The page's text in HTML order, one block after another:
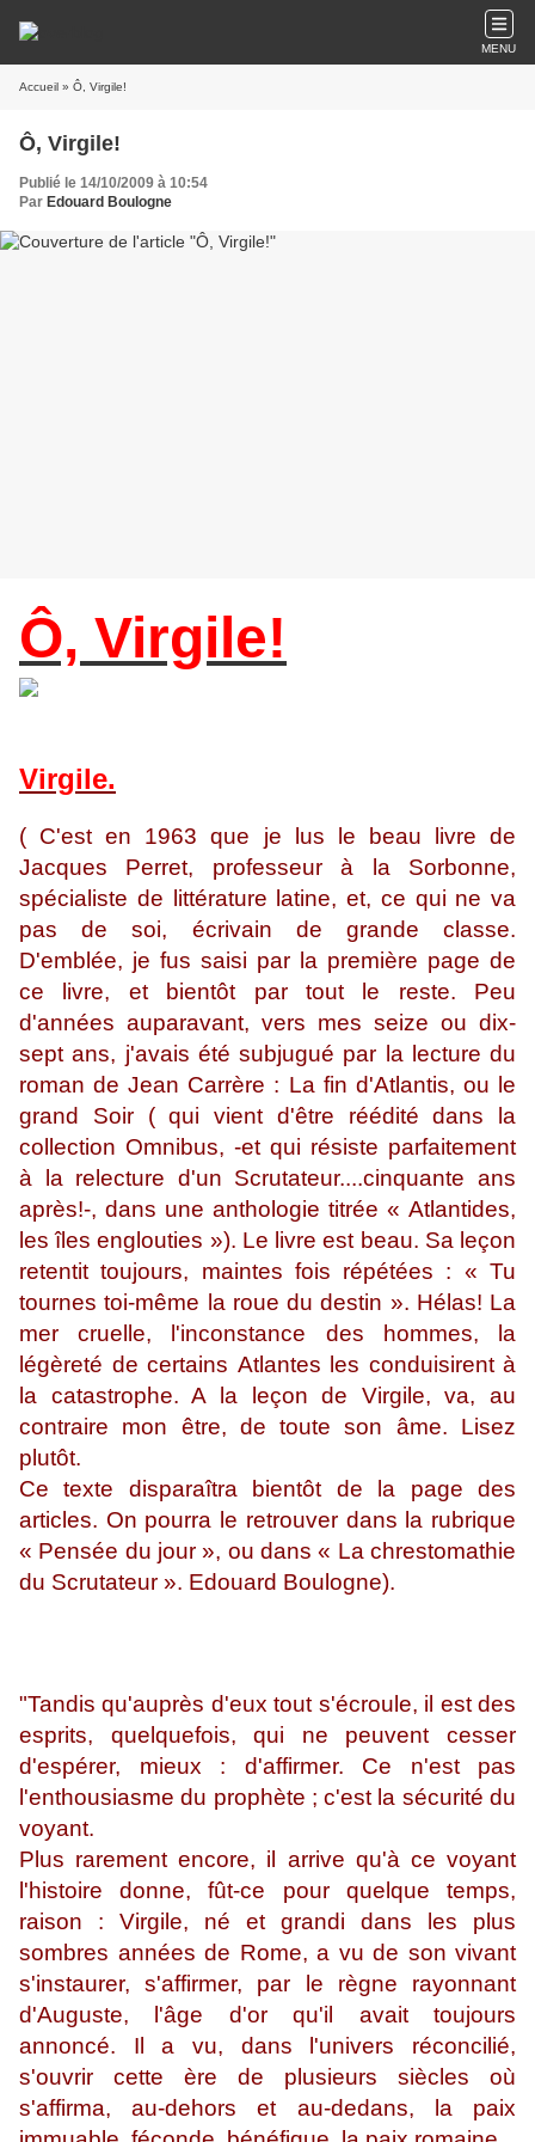
MENU
Accueil » Ô, Virgile!
Ô, Virgile!
Publié le 14/10/2009 à 10:54
Par Edouard Boulogne
Ô, Virgile!
Virgile.
( C'est en 1963 que je lus le beau livre de
Jacques Perret, professeur à la Sorbonne,
spécialiste de littérature latine, et, ce qui ne va
pas de soi, écrivain de grande classe.
D'emblée, je fus saisi par la première page de
ce livre, et bientôt par tout le reste. Peu
d'années auparavant, vers mes seize ou dix-
sept ans, j'avais été subjugué par la lecture du
roman de Jean Carrère : La fin d'Atlantis, ou le
grand Soir ( qui vient d'être réédité dans la
collection Omnibus, -et qui résiste parfaitement
à la relecture d'un Scrutateur....cinquante ans
après!-, dans une anthologie titrée « Atlantides,
les îles englouties »). Le livre est beau. Sa leçon
retentit toujours, maintes fois répétées : « Tu
tournes toi-même la roue du destin ». Hélas! La
mer cruelle, l'inconstance des hommes, la
légèreté de certains Atlantes les conduisirent à
la catastrophe. A la leçon de Virgile, va, au
contraire mon être, de toute son âme. Lisez
plutôt.
Ce texte disparaîtra bientôt de la page des
articles. On pourra le retrouver dans la rubrique
« Pensée du jour », ou dans « La chrestomathie
du Scrutateur ». Edouard Boulogne).
"Tandis qu'auprès d'eux tout s'écroule, il est des
esprits, quelquefois, qui ne peuvent cesser
d'espérer, mieux : d'affirmer. Ce n'est pas
l'enthousiasme du prophète ; c'est la sécurité du
voyant.
Plus rarement encore, il arrive qu'à ce voyant
l'histoire donne, fût-ce pour quelque temps,
raison : Virgile, né et grandi dans les plus
sombres années de Rome, a vu de son vivant
s'instaurer, s'affirmer, par le règne rayonnant
d'Auguste, l'âge d'or qu'il avait toujours
annoncé. Il a vu, dans l'univers réconcilié,
s'ouvrir cette ère de plusieurs siècles où
s'affirma, au-dehors et au-dedans, la paix